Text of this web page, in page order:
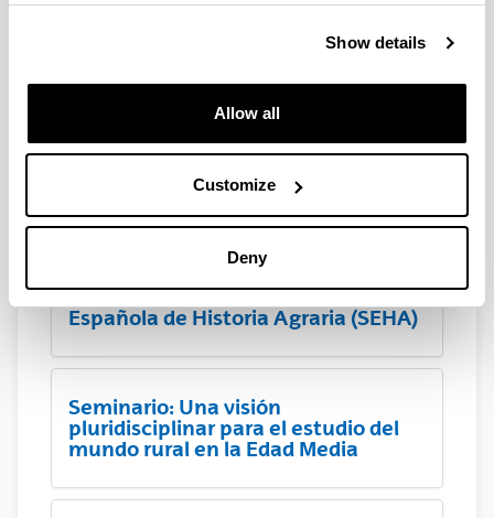
Show details
Allow all
Customize
Deny
internacional Archaeology of
Framing and Husbandry in Early
Organización del Coloquio
silos. Almacenaje y rentas en las
I Seminario anual de la Sociedad
Española de Historia Agraria (SEHA)
Seminario: Una visión
pluridisciplinar para el estudio del
mundo rural en la Edad Media